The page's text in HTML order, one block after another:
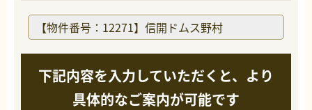
下記内容を入力していただくと、より
具体的なご案内が可能です